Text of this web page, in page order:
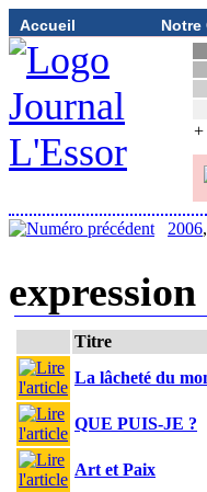
Accueil Notre
+
2006
Titre
La lâcheté du
QUE PUIS-JE ?
Art et Paix